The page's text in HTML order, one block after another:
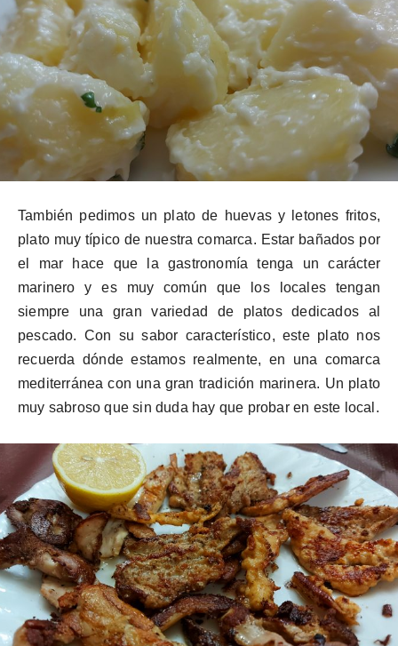
También pedimos un plato de huevas y letones fritos,
plato muy típico de nuestra comarca. Estar bañados por
el mar hace que la gastronomía tenga un carácter
marinero y es muy común que los locales tengan
siempre una gran variedad de platos dedicados al
pescado. Con su sabor característico, este plato nos
recuerda dónde estamos realmente, en una comarca
mediterránea con una gran tradición marinera. Un plato
muy sabroso que sin duda hay que probar en este local.